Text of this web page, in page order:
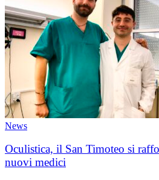
News
Oculistica, il San Timoteo si
nuovi medici